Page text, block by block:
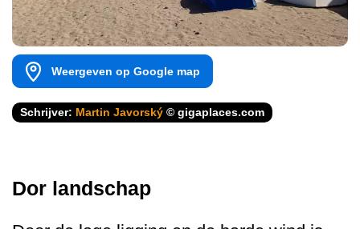
Weergeven op Google map
Schrijver: Martin Javorský © gigaplaces.com
Dor landschap